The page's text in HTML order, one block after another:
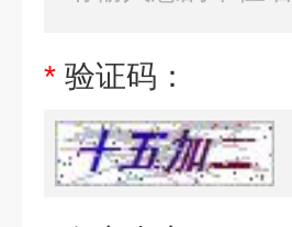
* 验证码：